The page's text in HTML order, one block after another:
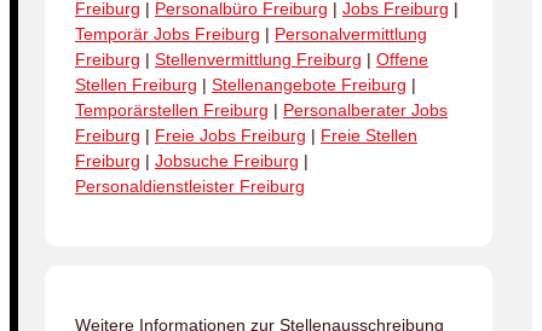
Freiburg | Personalbüro Freiburg | Jobs Freiburg |
Temporär Jobs Freiburg | Personalvermittlung
Freiburg | Stellenvermittlung Freiburg | Offene
Stellen Freiburg | Stellenangebote Freiburg |
Temporärstellen Freiburg | Personalberater Jobs
Freiburg | Freie Jobs Freiburg | Freie Stellen
Freiburg | Jobsuche Freiburg |
Personaldienstleister Freiburg
Weitere Informationen zur Stellenausschreibung